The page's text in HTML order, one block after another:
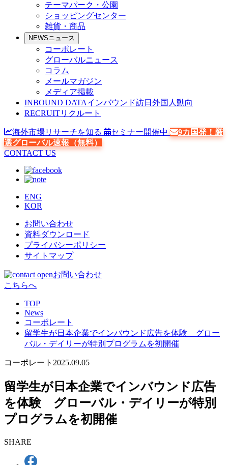
テーマパーク・公園
ショッピングセンター
雑貨・商品
NEWSニュース
コーポレート
グローバルニュース
コラム
メールマガジン
メディア掲載
INBOUND DATAインバウンド訪日外国人動向
RECRUITリクルート
海外市場リサーチを知る セミナー開催中
9カ国発！厳
選グローバル速報（無料）
CONTACT US
ENG
KOR
お問い合わせ
資料ダウンロード
プライバシーポリシー
サイトマップ
お問い合わせ
こちらへ
TOP
News
コーポレート
留学生が日本企業でインバウンド広告を体験 グロー
バル・デイリーが特別プログラムを初開催
コーポレート 2025.09.05
留学生が日本企業でインバウンド広告
を体験 グローバル・デイリーが特別
プログラムを初開催
SHARE